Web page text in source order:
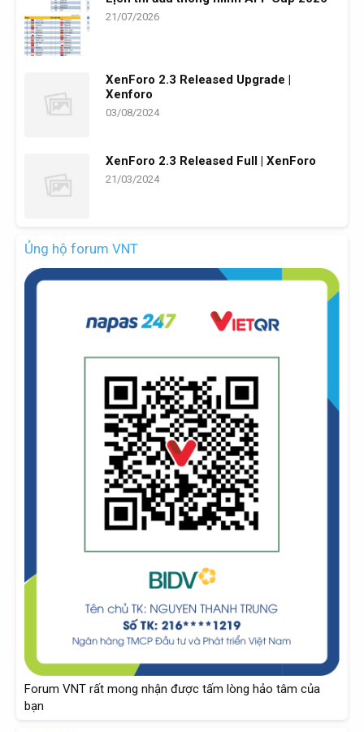
21/07/2026
XenForo 2.3 Released Upgrade |
Xenforo
03/08/2024
XenForo 2.3 Released Full | XenForo
21/03/2024
Ủng hộ forum VNT
Forum VNT rất mong nhận được tấm lòng hảo tâm của
bạn